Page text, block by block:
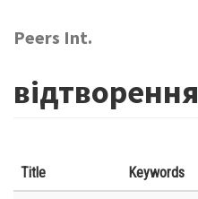
до
основного
Peers Int.
відтворення
Title Keywords